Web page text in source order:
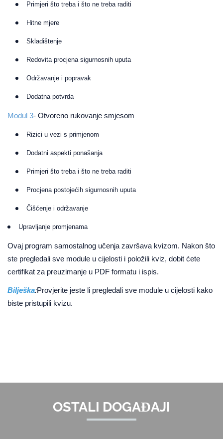
Primjeri što treba i što ne treba raditi
Hitne mjere
Skladištenje
Redovita procjena sigurnosnih uputa
Održavanje i popravak
Dodatna potvrda
Modul 3- Otvoreno rukovanje smjesom
Rizici u vezi s primjenom
Dodatni aspekti ponašanja
Primjeri što treba i što ne treba raditi
Procjena postojećih sigurnosnih uputa
Čišćenje i održavanje
Upravljanje promjenama
Ovaj program samostalnog učenja završava kvizom. Nakon što
ste pregledali sve module u cijelosti i položili kviz, dobit ćete
certifikat za preuzimanje u PDF formatu i ispis.
Bilješka:Provjerite jeste li pregledali sve module u cijelosti kako
biste pristupili kvizu.
OSTALI DOGAĐAJI